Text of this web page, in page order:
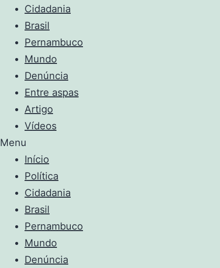
Cidadania
Brasil
Pernambuco
Mundo
Denúncia
Entre aspas
Artigo
Vídeos
Menu
Início
Política
Cidadania
Brasil
Pernambuco
Mundo
Denúncia